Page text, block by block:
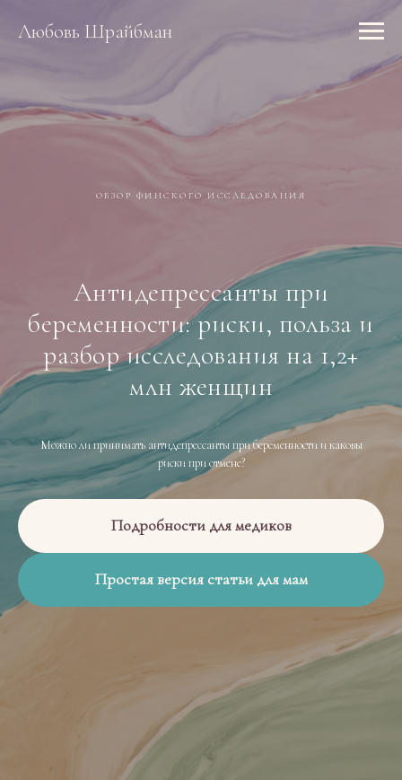
Любовь Шрайбман
ОБЗОР ФИНСКОГО ИССЛЕДОВАНИЯ
Антидепрессанты при
беременности: риски, польза и
разбор исследования на 1,2+
млн женщин
Можно ли принимать антидепрессанты при беременности и каковы
риски при отмене?
Подробности для медиков
Простая версия статьи для мам